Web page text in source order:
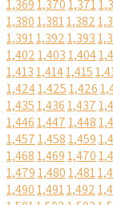
1,3691,3701,371
1,3801,3811,382
1,3911,3921,393
1,4021,4031,404
1,4131,4141,415
1,4241,4251,426
1,4351,4361,437
1,4461,4471,448
1,4571,4581,459
1,4681,4691,470
1,4791,4801,481
1,4901,4911,492